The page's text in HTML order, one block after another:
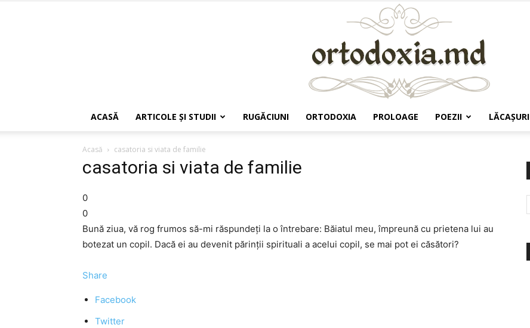
ACASĂ ARTICOLE ŞI STUDII RUGĂCIUNI ORTODOXIA PROLOAGE POEZII LĂCAŞURI
Acasă casatoria si viata de familie
casatoria si viata de familie
0
0
Bună ziua, vă rog frumos să-mi răspundeți la o întrebare: Băiatul meu, împreună cu prietena lui au
botezat un copil. Dacă ei au devenit părinții spirituali a acelui copil, se mai pot ei căsători?
Share
Facebook
Twitter